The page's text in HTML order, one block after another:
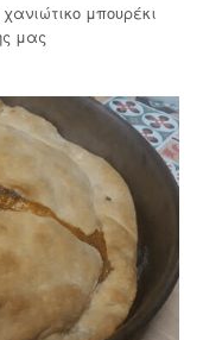
μπουρέκι
μας